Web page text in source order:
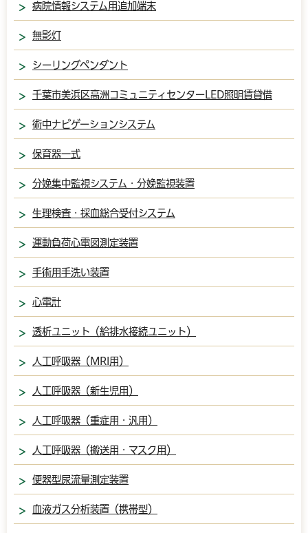
病院情報システム用追加端末
無影灯
シーリングペンダント
千葉市美浜区高洲コミュニティセンターLED照明賃貸借
術中ナビゲーションシステム
保育器一式
分娩集中監視システム・分娩監視装置
生理検査・採血総合受付システム
運動負荷心電図測定装置
手術用手洗い装置
心電計
透析ユニット（給排水接続ユニット）
人工呼吸器（MRI用）
人工呼吸器（新生児用）
人工呼吸器（重症用・汎用）
人工呼吸器（搬送用・マスク用）
便器型尿流量測定装置
血液ガス分析装置（携帯型）